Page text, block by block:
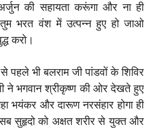
की सहायता करूंगा और ना ही
तुम भरत वंश में उत्पन्न हुए हो जाओ
करो।
पहले भी बलराम जी पांडवों के शिविर
ने भगवान श्रीकृष्ण की ओर देखते हुए
भयंकर और दारूण नरसंहार होगा ही
सुहृदो को अक्षत शरीर से युक्त और